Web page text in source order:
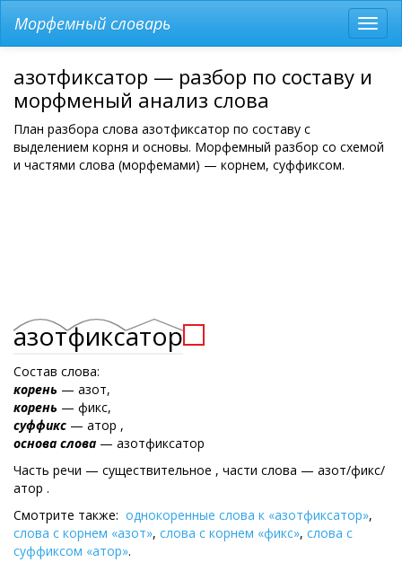
меню
Морфемный словарь
азотфиксатор — разбор по составу и
морфменый анализ слова
План разбора слова азотфиксатор по составу с
выделением корня и основы. Морфемный разбор со схемой
и частями слова (морфемами) — корнем, суффиксом.
азотфиксатор
Состав слова:
корень — азот,
корень — фикс,
суффикс — атор ,
основа слова — азотфиксатор
Часть речи — существительное , части слова — азот/фикс/
атор .
Смотрите также: однокоренные слова к «азотфиксатор»,
слова с корнем «азот», слова с корнем «фикс», слова с
суффиксом «атор».